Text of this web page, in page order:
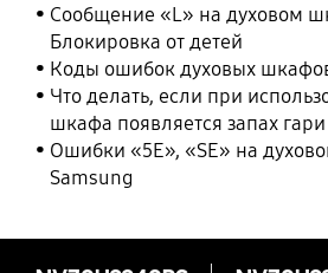
Сообщение «L» на духовом
Блокировка от детей
Коды ошибок духовых
Что делать, если при
шкафа появляется запах
запах
Ошибки «5E», «SE» на
Samsung